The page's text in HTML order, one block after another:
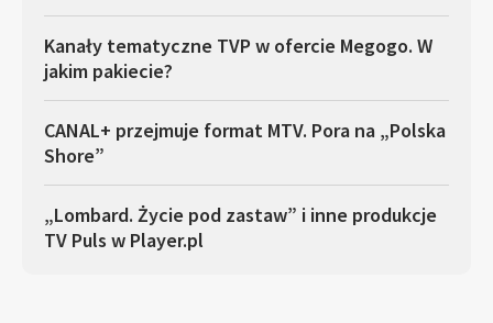
Kanały tematyczne TVP w ofercie Megogo. W
jakim pakiecie?
CANAL+ przejmuje format MTV. Pora na „Polska
Shore”
„Lombard. Życie pod zastaw” i inne produkcje
TV Puls w Player.pl